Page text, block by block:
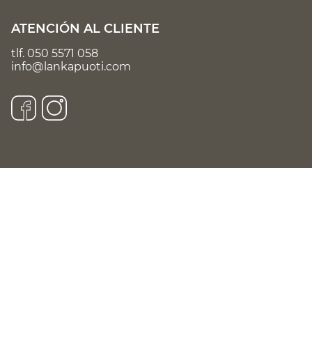
ATENCIÓN AL CLIENTE
tlf. 050 5571 058
info@lankapuoti.com